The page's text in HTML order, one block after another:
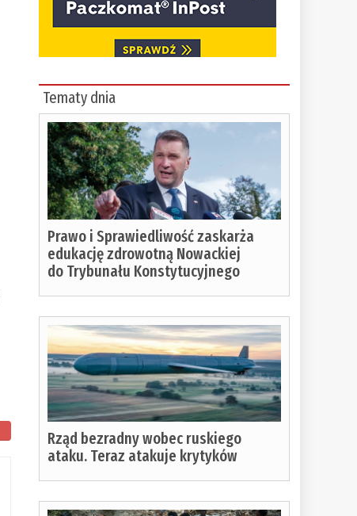
Tematy dnia
Prawo i Sprawiedliwość zaskarża
edukację zdrowotną Nowackiej
do Trybunału Konstytucyjnego
Rząd bezradny wobec ruskiego
ataku. Teraz atakuje krytyków